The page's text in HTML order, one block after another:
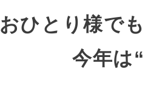
おひとり様で
今年は